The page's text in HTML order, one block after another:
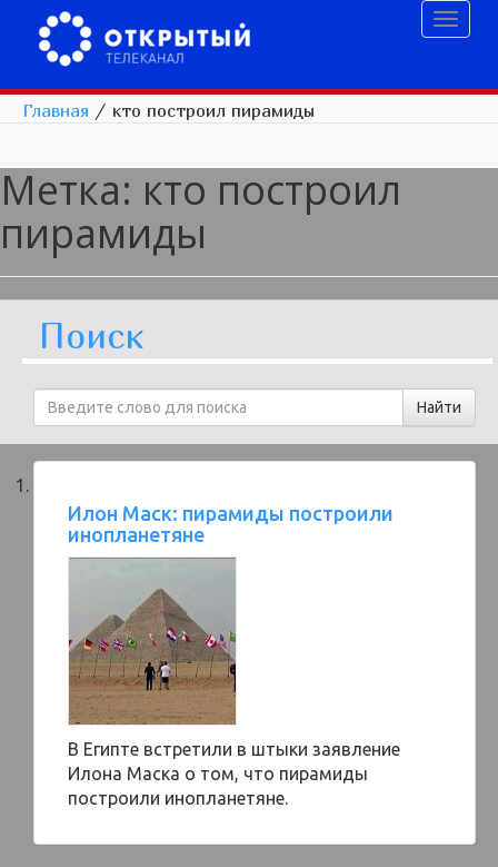
Главная / кто построил пирамиды
Метка: кто построил
пирамиды
Поиск
Илон Маск: пирамиды построили
инопланетяне
В Египте встретили в штыки заявление
Илона Маска о том, что пирамиды
построили инопланетяне.